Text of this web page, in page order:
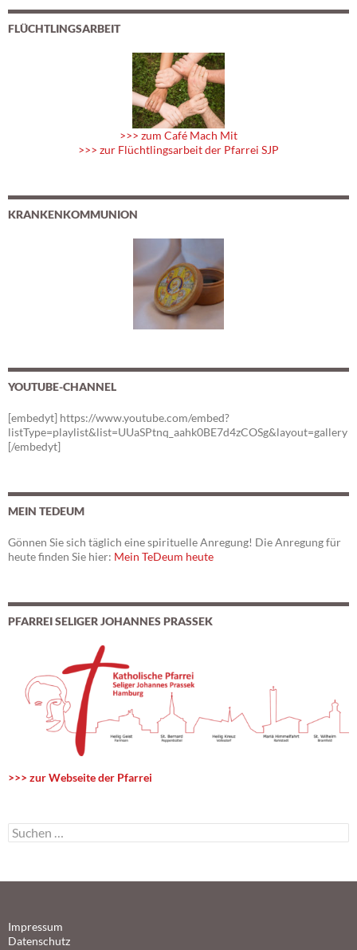
FLÜCHTLINGSARBEIT
>>> zum Café Mach Mit
>>> zur Flüchtlingsarbeit der Pfarrei SJP
KRANKENKOMMUNION
YOUTUBE-CHANNEL
[embedyt] https://www.youtube.com/embed?
listType=playlist&list=UUaSPtnq_aahk0BE7d4zCOSg&layout=gallery
[/embedyt]
MEIN TEDEUM
Gönnen Sie sich täglich eine spirituelle Anregung! Die Anregung für
heute finden Sie hier: Mein TeDeum heute
PFARREI SELIGER JOHANNES PRASSEK
>>> zur Webseite der Pfarrei
S
u
a
c
Impressum
Datenschutz